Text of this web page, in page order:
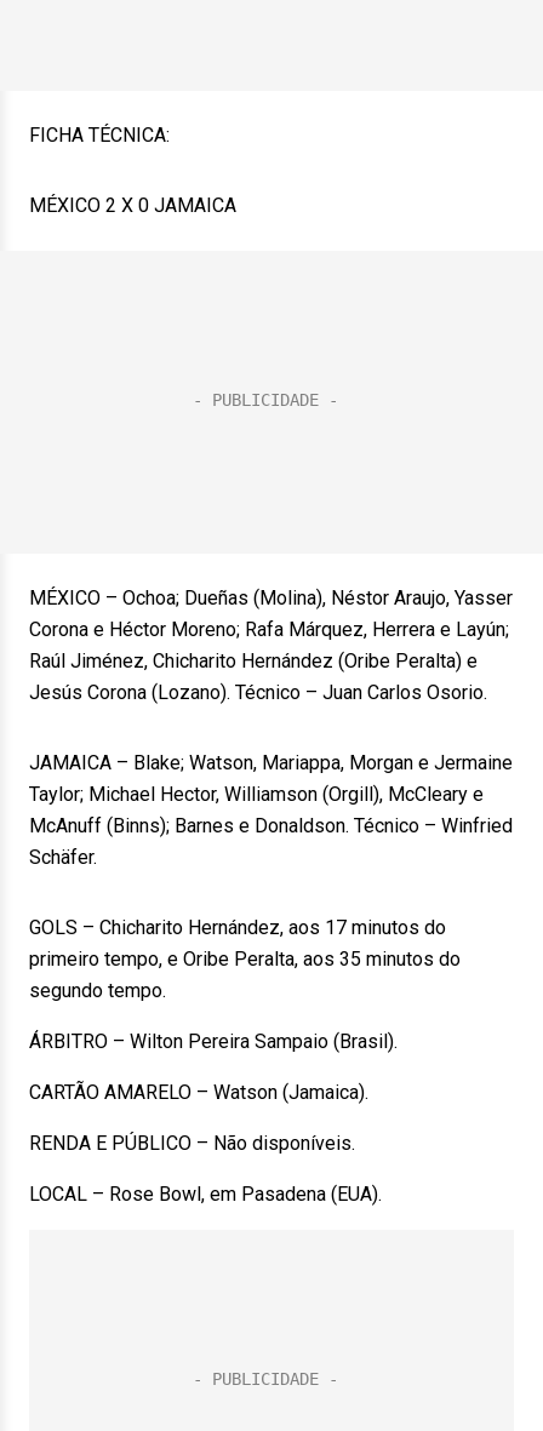
FICHA TÉCNICA:
MÉXICO 2 X 0 JAMAICA
MÉXICO – Ochoa; Dueñas (Molina), Néstor Araujo, Yasser
Corona e Héctor Moreno; Rafa Márquez, Herrera e Layún;
Raúl Jiménez, Chicharito Hernández (Oribe Peralta) e
Jesús Corona (Lozano). Técnico – Juan Carlos Osorio.
JAMAICA – Blake; Watson, Mariappa, Morgan e Jermaine
Taylor; Michael Hector, Williamson (Orgill), McCleary e
McAnuff (Binns); Barnes e Donaldson. Técnico – Winfried
Schäfer.
GOLS – Chicharito Hernández, aos 17 minutos do
primeiro tempo, e Oribe Peralta, aos 35 minutos do
segundo tempo.
ÁRBITRO – Wilton Pereira Sampaio (Brasil).
CARTÃO AMARELO – Watson (Jamaica).
RENDA E PÚBLICO – Não disponíveis.
LOCAL – Rose Bowl, em Pasadena (EUA).